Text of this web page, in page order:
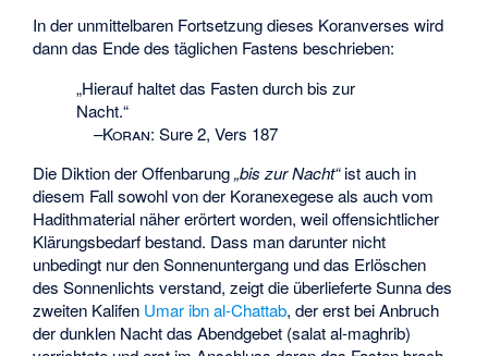
In der unmittelbaren Fortsetzung dieses Koranverses wird
dann das Ende des täglichen Fastens beschrieben:
„Hierauf haltet das Fasten durch bis zur
Nacht.“
–Koran: Sure 2, Vers 187
Die Diktion der Offenbarung„bis zur Nacht“ist auch in
diesem Fall sowohl von der Koranexegese als auch vom
Hadithmaterial näher erörtert worden, weil offensichtlicher
Klärungsbedarf bestand. Dass man darunter nicht
unbedingt nur den Sonnenuntergang und das Erlöschen
des Sonnenlichts verstand, zeigt die überlieferte Sunna des
zweiten Kalifen Umar ibn al-Chattab, der erst bei Anbruch
der dunklen Nacht das Abendgebet (salat al-maghrib)